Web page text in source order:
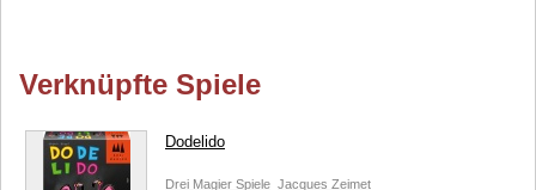
Verknüpfte Spiele
Dodelido
Drei Magier Spiele Jacques Zeimet